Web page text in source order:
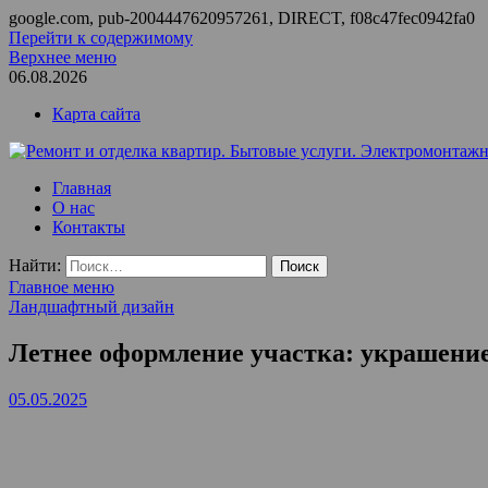
google.com, pub-2004447620957261, DIRECT, f08c47fec0942fa0
Перейти к содержимому
Верхнее меню
06.08.2026
Карта сайта
Ремонт и отделка квартир. Бытовые услуги.
ООО Домус — ремонт квартир, обслуживание и ремонт
Главная
О нас
Контакты
Найти:
Главное меню
Ландшафтный дизайн
Летнее оформление участка:
05.05.2025